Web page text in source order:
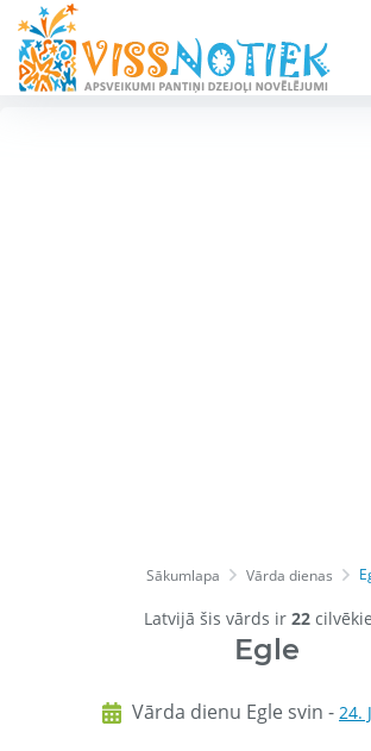
Sākumlapa Vārda dienas
Latvijā šis vārds ir 22
Egle
Vārda dienu Egle svin - 24.